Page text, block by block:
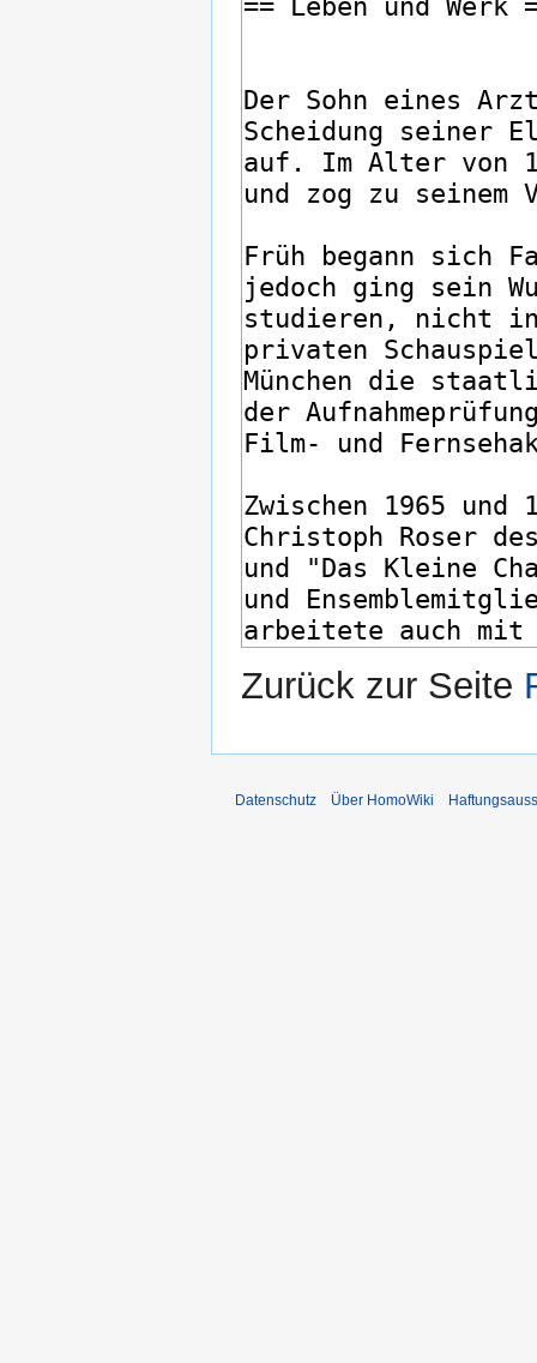
Zurück zur Seite
Datenschutz Über HomoWiki